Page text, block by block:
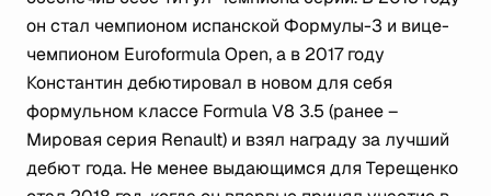
он стал чемпионом испанской Формулы-3 и вице-
чемпионом Euroformula Open, а в 2017 году
Константин дебютировал в новом для себя
формульном классе Formula V8 3.5 (ранее –
Мировая серия Renault) и взял награду за лучший
дебют года. Не менее выдающимся для Терещенко